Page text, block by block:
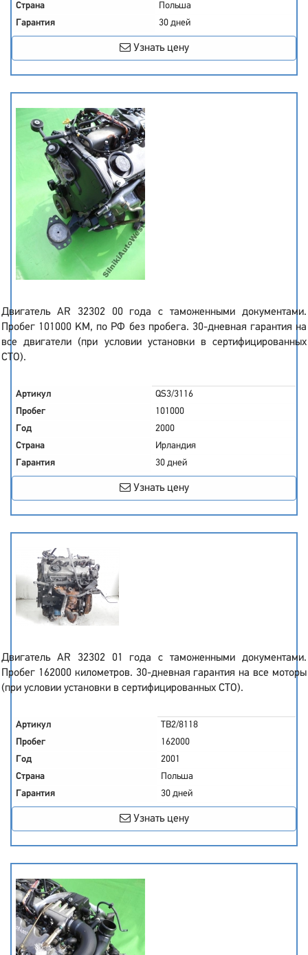
Страна
Польша
Гарантия
30 дней
Узнать цену
Двигатель AR 32302 00 года с таможенными документами.
Пробег 101000 KM, по РФ без пробега. 30-дневная гарантия на
все двигатели (при условии установки в сертифицированных
СТО).
Артикул
QS3/3116
Пробег
101000
Год
2000
Страна
Ирландия
Гарантия
30 дней
Узнать цену
Двигатель AR 32302 01 года с таможенными документами.
Пробег 162000 километров. 30-дневная гарантия на все моторы
(при условии установки в сертифицированных СТО).
Артикул
TB2/8118
Пробег
162000
Год
2001
Страна
Польша
Гарантия
30 дней
Узнать цену